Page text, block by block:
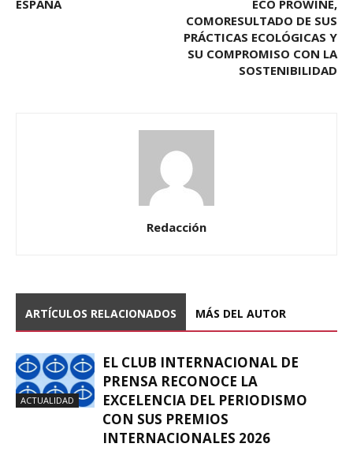
ESPAÑA
ECO PROWINE,
COMORESULTADO DE SUS
PRÁCTICAS ECOLÓGICAS Y
SU COMPROMISO CON LA
SOSTENIBILIDAD
Redacción
ARTÍCULOS RELACIONADOS MÁS DEL AUTOR
ACTUALIDAD
EL CLUB INTERNACIONAL DE
PRENSA RECONOCE LA
EXCELENCIA DEL PERIODISMO
CON SUS PREMIOS
INTERNACIONALES 2026